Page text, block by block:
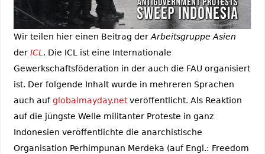
Wir teilen hier einen Beitrag der Arbeitsgruppe Asien
der ICL . Die ICL ist eine Internationale
Gewerkschaftsföderation in der auch die FAU organisiert
ist. Der folgende Inhalt wurde in mehreren Sprachen
auch aufglobalmayday.netveröffentlicht. Als Reaktion
auf die jüngste Welle militanter Proteste in ganz
Indonesien veröffentlichte die anarchistische
Organisation Perhimpunan Merdeka (auf Engl.: Freedom